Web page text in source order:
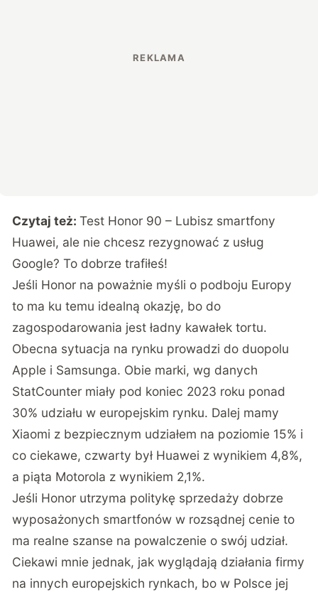
Czytaj też:Test Honor 90 – Lubisz smartfony
Huawei, ale nie chcesz rezygnować z usług
Google? To dobrze trafiłeś!
Jeśli Honor na poważnie myśli o podboju Europy
to ma ku temu idealną okazję, bo do
zagospodarowania jest ładny kawałek tortu.
Obecna sytuacja na rynku prowadzi do duopolu
Apple i Samsunga. Obie marki, wg danych
StatCounter miały pod koniec 2023 roku ponad
30% udziału w europejskim rynku. Dalej mamy
Xiaomi z bezpiecznym udziałem na poziomie 15% i
co ciekawe, czwarty był Huawei z wynikiem 4,8%,
a piąta Motorola z wynikiem 2,1%.
Jeśli Honor utrzyma politykę sprzedaży dobrze
wyposażonych smartfonów w rozsądnej cenie to
ma realne szanse na powalczenie o swój udział.
Ciekawi mnie jednak, jak wyglądają działania firmy
na innych europejskich rynkach, bo w Polsce jej